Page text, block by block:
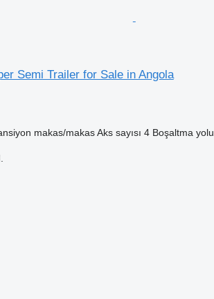
Semi Trailer for Sale in Angola
makas/makas Aks sayısı 4 Boşaltma yolu